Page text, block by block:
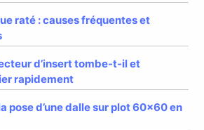
raté : causes fréquentes et
d’insert tombe-t-il et
rapidement
pose d’une dalle sur plot 60×60 en